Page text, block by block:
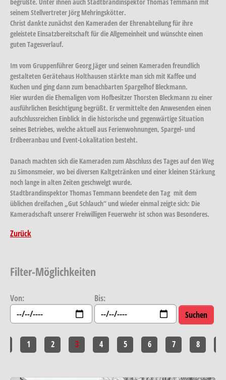
seinem Stellvertreter Jörg Mehringskötter.
Christ dankte zunächst den Kameraden der Ehrenabteilung für ihre
geleistete Einsatzbereitschaft für die Allgemeinheit und wünschte einen
guten Tagesverlauf.
Im vom Gruppenführer Georg Jäger und seinen Kameraden freundlich
gestalteten Gerätehaus Holthausen stärkte man sich mit Kaffee und
Kuchen und ging dann zum benachbarten Spargelhof Bleckmann.
Hier wurden die Ehemaligen vom Hofbesitzer Thorsten Bleckmann zu einer
ausführlichen Besichtigung begrüßt. Er vermittelte den Anwesenden einen
aufschlussreichen Einblick in die historische und gegenwärtige Situation
seines Betriebes, welche aktuell aus Ferienwohnungen, Spargel- und
Erdbeeranbau und Event-Lokalitation besteht.
Danach machten sich die Kameraden zum Abschluss des Tages auf den Weg
zu Simonsmeier, wo bei diversen Kaltgetränken und einer kleinen Stärkung
noch lange in alten Zeiten geschwelgt wurde.
Stadtbrandinspektor Thomas Temmann beendete den Tag mit dem
üblichen dreifachen „Gut Schlauch“ und wieder einmal zeigte sich: Die
Kameradschaft unserer Freiwilligen Feuerwehr ist schon was Besonderes.
Zurück
Filter-Möglichkeiten
Von: Bis:
1 2 3 4 5 6 7 8